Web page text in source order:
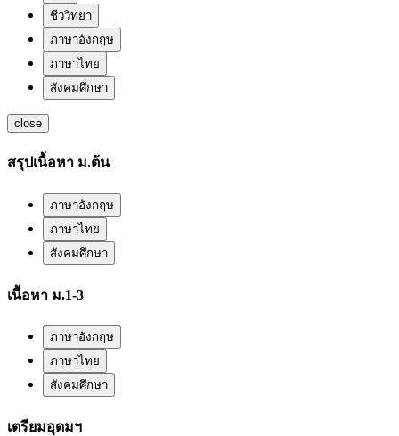
ชีววิทยา
ภาษาอังกฤษ
ภาษาไทย
สังคมศึกษา
close
สรุปเนื้อหา ม.ต้น
ภาษาอังกฤษ
ภาษาไทย
สังคมศึกษา
เนื้อหา ม.1-3
ภาษาอังกฤษ
ภาษาไทย
สังคมศึกษา
เตรียมอุดมฯ